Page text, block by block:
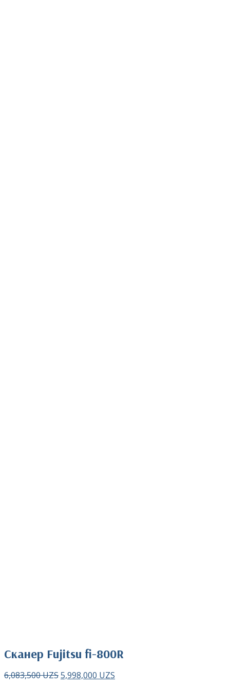
Сканер Fujitsu fi-800R
6,083,500UZS5,998,000 UZS